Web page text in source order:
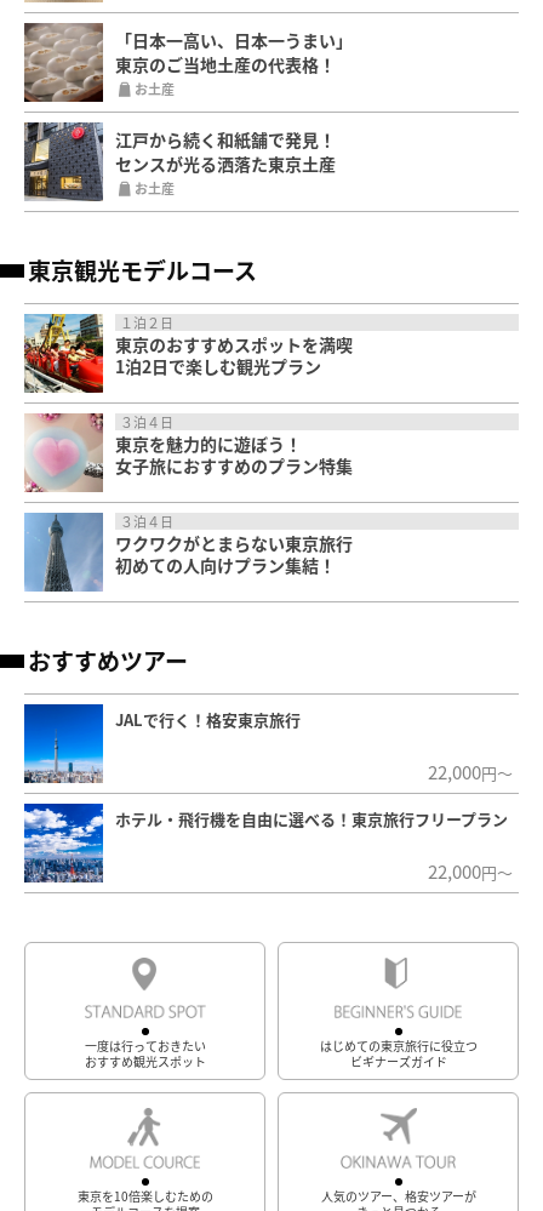
「日本一高い、日本一うまい」
東京のご当地土産の代表格！
お土産
江戸から続く和紙舗で発見！
センスが光る洒落た東京土産
お土産
東京観光モデルコース
１泊２日
東京のおすすめスポットを満喫
1泊2日で楽しむ観光プラン
３泊４日
東京を魅力的に遊ぼう！
女子旅におすすめのプラン特集
３泊４日
ワクワクがとまらない東京旅行
初めての人向けプラン集結！
おすすめツアー
JALで行く！格安東京旅行
22,000円～
ホテル・飛行機を自由に選べる！東京旅行フリープラン
22,000円～
一度は行っておきたい
おすすめ観光スポット
はじめての東京旅行に役立つ
ビギナーズガイド
東京を10倍楽しむための
人気のツアー、格安ツアーが